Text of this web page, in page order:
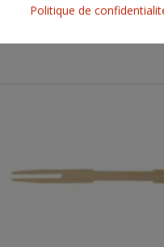
Nombre d'unité de vente par
Politique de